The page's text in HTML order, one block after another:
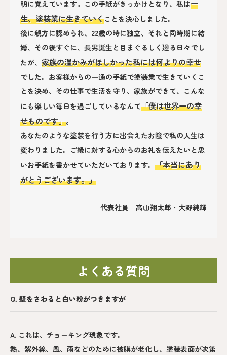
明に覚えています。この手紙がきっかけとなり、私は一
生、塗装業に生きていくことを決心しました。
後に親方に認められ、22歳の時に独立、それと同時期に結
婚、その後すぐに、長男誕生と目まぐるしく廻る日々でし
たが、 家族の温かみがほしかった私には何よりの幸せ
でした。お客様からの一通の手紙で塗装業で生きていくこ
とを決め、その仕事で生活を守り、家族ができて、こんな
にも楽しい毎日を過ごしているなんて「僕は世界一の幸
せものです」。
あなたのような塗装を行う方に出会えたお陰で私の人生は
変わりました。ご縁に対する心からのお礼を伝えたいと思
いお手紙を書かせていただいております。 「本当にあり
がとうございます。」
代表社員 高山翔太郎・大野純輝
よくある質問
Q. 壁をさわると白い粉がつきますが
A. これは、チョーキング現象です。
熱、紫外線、風、雨などのために被膜が老化し、塗装表面が次第